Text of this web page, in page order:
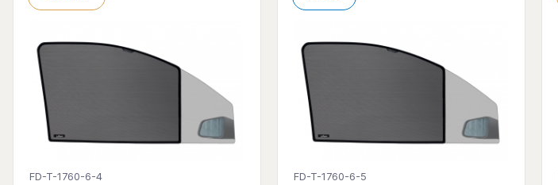
FD-T-1760-6-4 FD-T-1760-6-5